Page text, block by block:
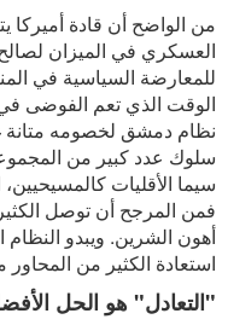
من الواضح أن قادة أميركا
العسكري في الميزان
للمعارضة السياسية في
الوقت الذي تعم الفوضى
نظام دمشق لخصومه متانة
سلوك عدد كبير من
سيما الأقليات
فمن المرجح أن توصل
أهون الشرين. ويبدو
استعادة الكثير من
"التعادل" هو الحل